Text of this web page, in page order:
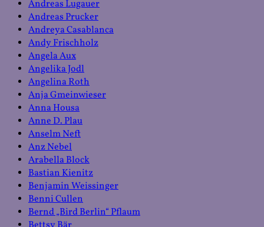
Andreas Lugauer
Andreas Prucker
Andreya Casablanca
Andy Frischholz
Angela Aux
Angelika Jodl
Angelina Roth
Anja Gmeinwieser
Anna Housa
Anne D. Plau
Anselm Neft
Anz Nebel
Arabella Block
Bastian Kienitz
Benjamin Weissinger
Benni Cullen
Bernd „Bird Berlin“ Pflaum